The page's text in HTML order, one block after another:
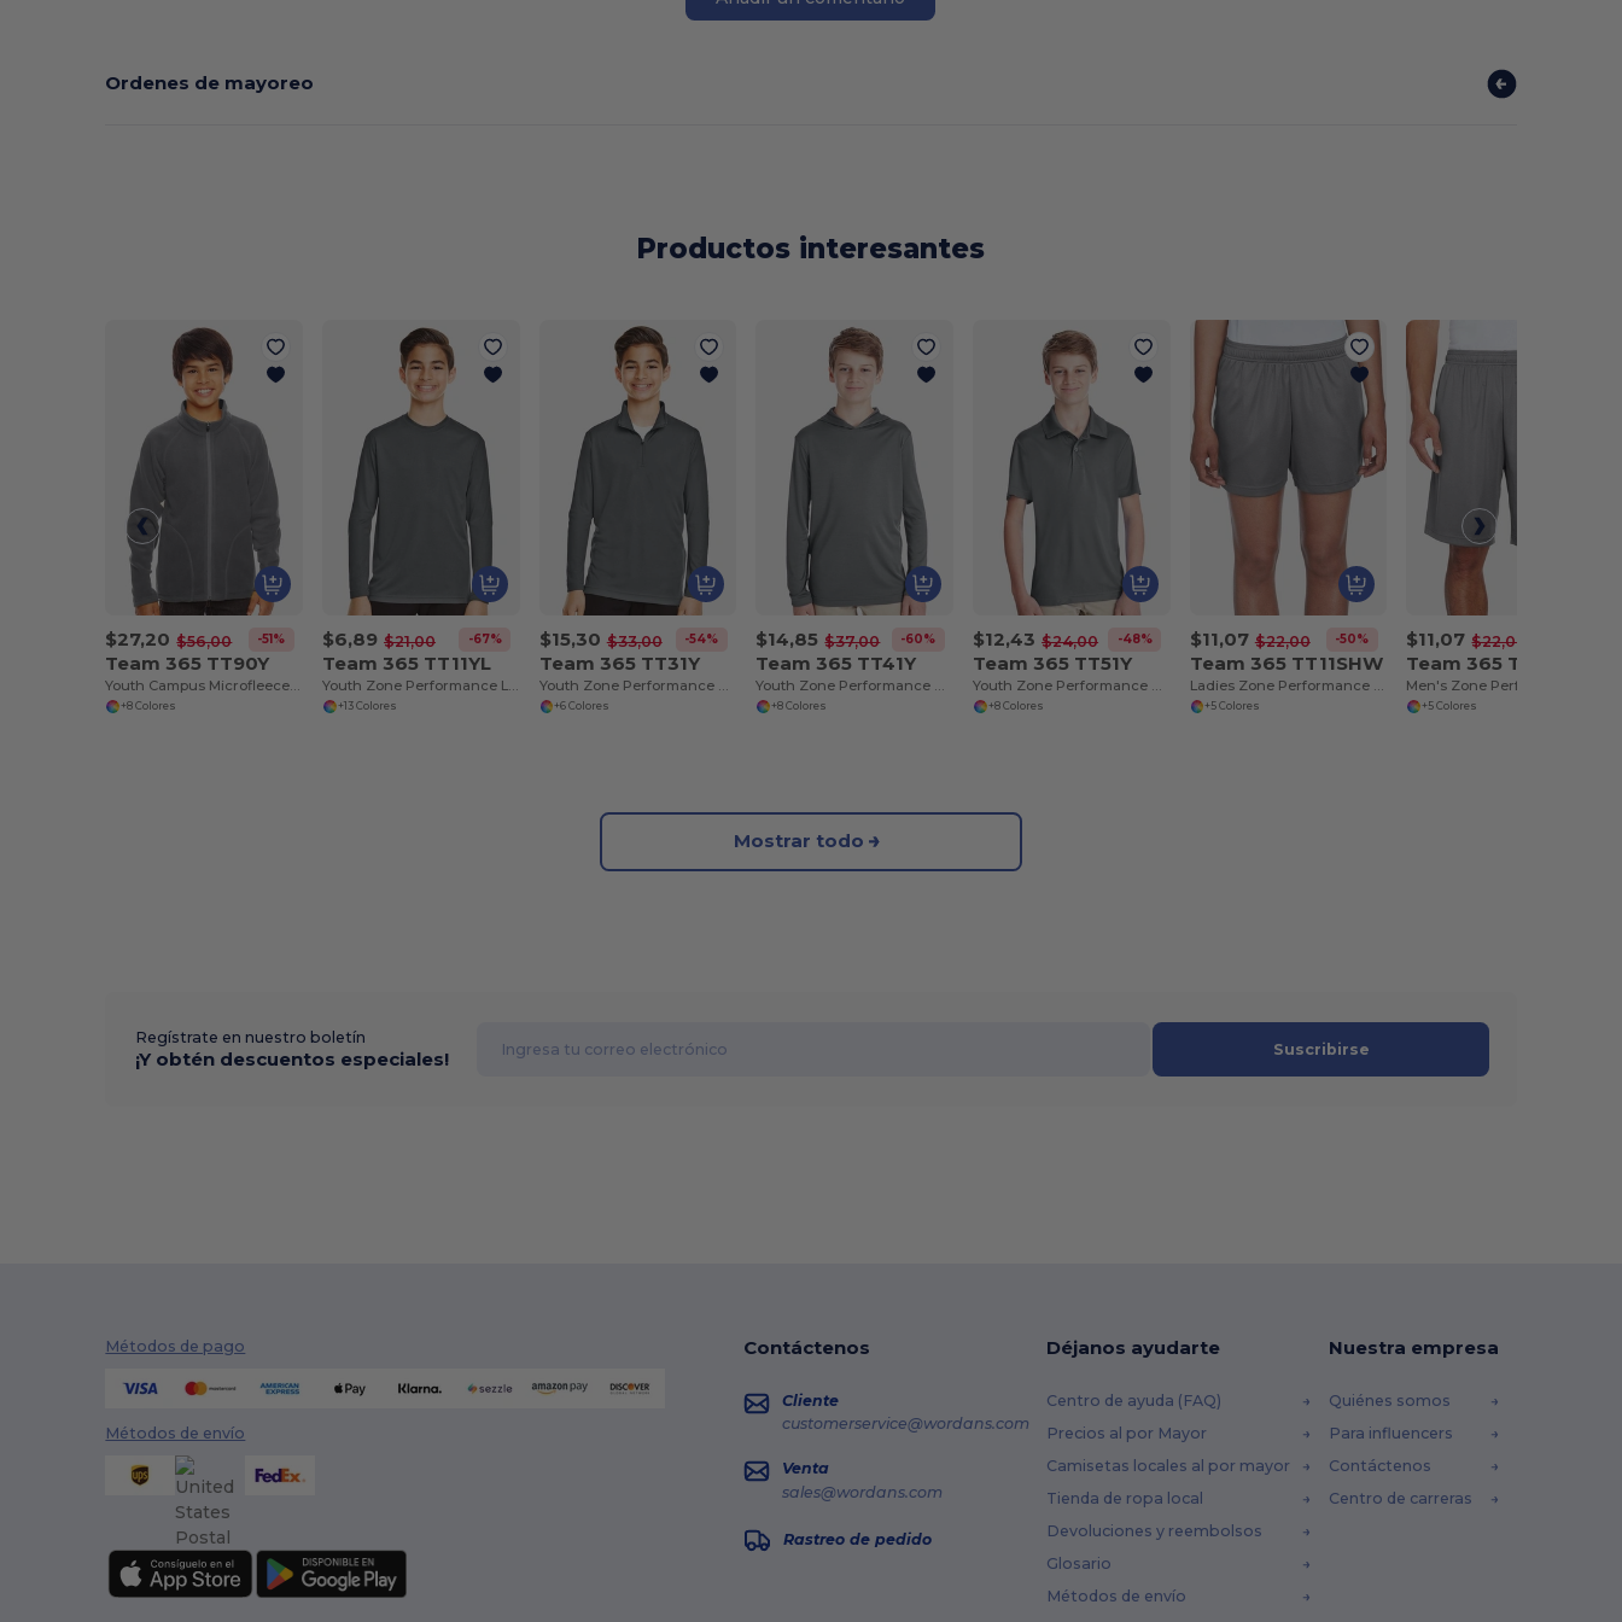
Ordenes de mayoreo
Productos interesantes
$27,20 $56,00 -51%
Team 365 TT90Y
Youth Campus Microfleece Jacket
+8 Colores
$6,89 $21,00 -67%
Team 365 TT11YL
Youth Zone Performance Long-Sleeve T-Shirt
+13 Colores
$15,30 $33,00 -54%
Team 365 TT31Y
Youth Zone Performance Quarter-Zip
+6 Colores
$14,85 $37,00 -60%
Team 365 TT41Y
Youth Zone Performance Hoodie
+8 Colores
$12,43 $24,00 -48%
Team 365 TT51Y
Youth Zone Performance Polo
+8 Colores
$11,07 $22,00 -50%
Team 365 TT11SHW
Ladies Zone Performance Short
+5 Colores
$11,07 $22,00
Team 365 TT11SH
+5 Colores
Mostrar todo
Regístrate en nuestro boletín
¡Y obtén descuentos especiales! Suscribirse
Métodos de pago
Métodos de envío
Contáctenos
Cliente
customerservice@wordans.com
Venta
sales@wordans.com
Rastreo de pedido
Déjanos ayudarte
Centro de ayuda (FAQ)
Precios al por Mayor
Camisetas locales al por mayor
Tienda de ropa local
Devoluciones y reembolsos
Glosario
Métodos de envío
Nuestra empresa
Quiénes somos
Para influencers
Contáctenos
Centro de carreras